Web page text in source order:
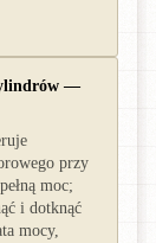
—
przy
moc;
i dotknąć
mocy,